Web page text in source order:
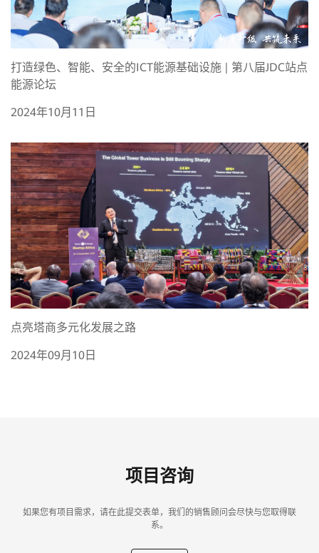
打造绿色、智能、安全的ICT能源基础设施 | 第八届JDC站点
能源论坛
2024年10月11日
点亮塔商多元化发展之路
2024年09月10日
项目咨询
如果您有项目需求，请在此提交表单，我们的销售顾问会尽快与您取得联
系。